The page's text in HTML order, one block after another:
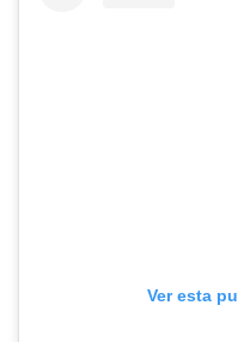
Ver esta